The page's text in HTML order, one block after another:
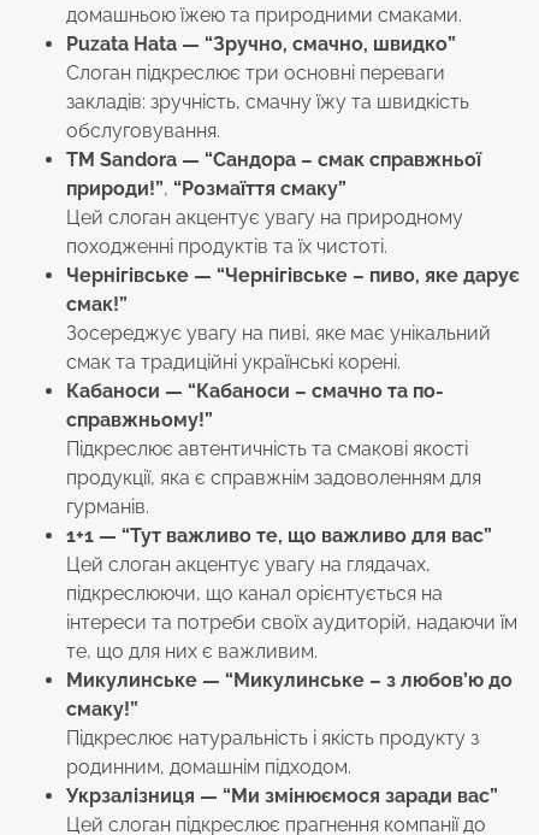
домашньою їжею та природними смаками.
Puzata Hata — “Зручно, смачно, швидко”
Слоган підкреслює три основні переваги
закладів: зручність, смачну їжу та швидкість
обслуговування.
TM Sandora — “Сандора – смак справжньої
природи!”, “Розмаїття смаку”
Цей слоган акцентує увагу на природному
походженні продуктів та їх чистоті.
Чернігівське — “Чернігівське – пиво, яке дарує
смак!”
Зосереджує увагу на пиві, яке має унікальний
смак та традиційні українські корені.
Кабаноси — “Кабаноси – смачно та по-
справжньому!”
Підкреслює автентичність та смакові якості
продукції, яка є справжнім задоволенням для
гурманів.
1+1 — “Тут важливо те, що важливо для вас”
Цей слоган акцентує увагу на глядачах,
підкреслюючи, що канал орієнтується на
інтереси та потреби своїх аудиторій, надаючи їм
те, що для них є важливим.
Микулинське — “Микулинське – з любов’ю до
смаку!”
Підкреслює натуральність і якість продукту з
родинним, домашнім підходом.
Укрзалізниця — “Ми змінюємося заради вас”
Цей слоган підкреслює прагнення компанії до